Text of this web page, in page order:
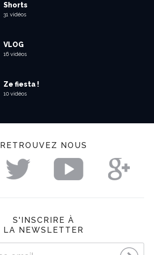
Shorts
31 vidéos
VLOG
16 vidéos
Ze fiesta !
10 vidéos
RETROUVEZ NOUS
S'INSCRIRE À
LA NEWSLETTER